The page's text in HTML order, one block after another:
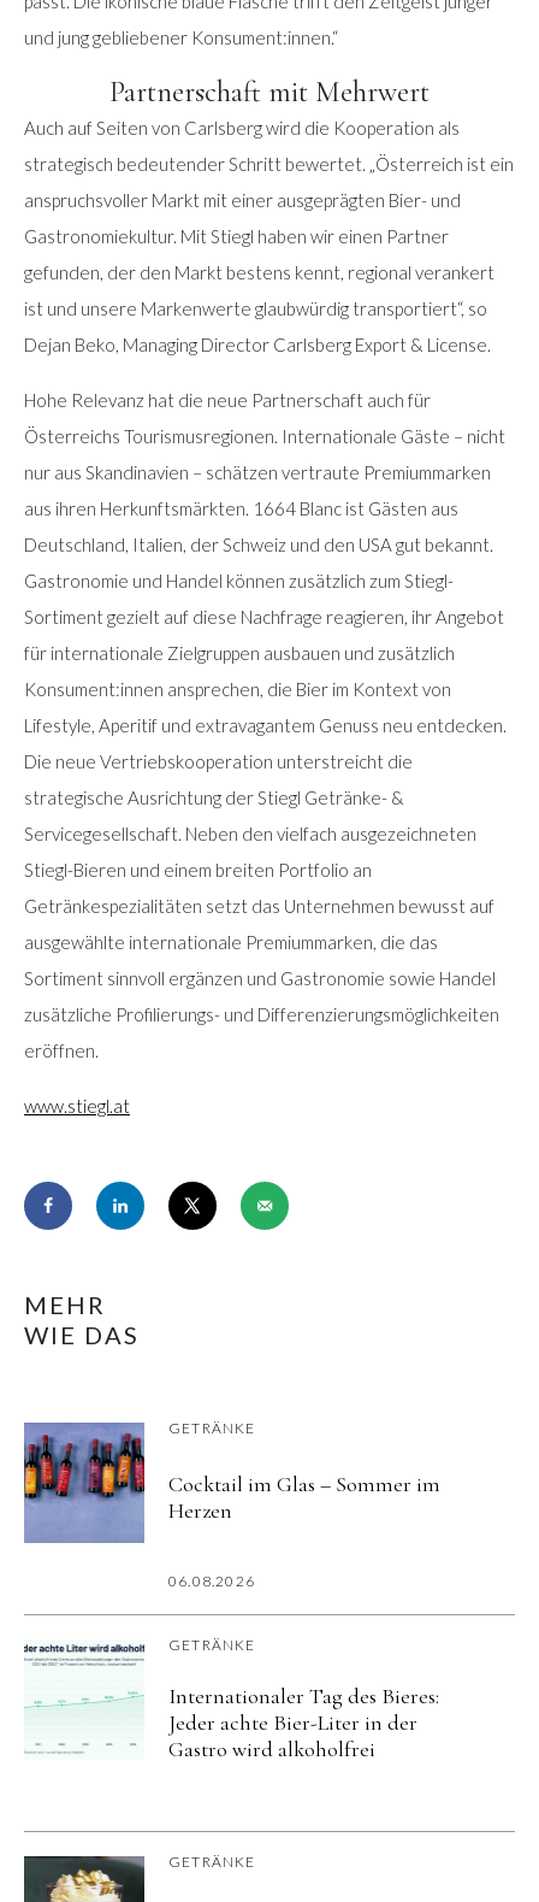
und jung gebliebener Konsument:innen.“
Partnerschaft mit Mehrwert
Auch auf Seiten von Carlsberg wird die Kooperation als
strategisch bedeutender Schritt bewertet. „Österreich ist ein
anspruchsvoller Markt mit einer ausgeprägten Bier- und
Gastronomiekultur. Mit Stiegl haben wir einen Partner
gefunden, der den Markt bestens kennt, regional verankert
ist und unsere Markenwerte glaubwürdig transportiert“, so
Dejan Beko, Managing Director Carlsberg Export & License.
Hohe Relevanz hat die neue Partnerschaft auch für
Österreichs Tourismusregionen. Internationale Gäste – nicht
nur aus Skandinavien – schätzen vertraute Premiummarken
aus ihren Herkunftsmärkten. 1664 Blanc ist Gästen aus
Deutschland, Italien, der Schweiz und den USA gut bekannt.
Gastronomie und Handel können zusätzlich zum Stiegl-
Sortiment gezielt auf diese Nachfrage reagieren, ihr Angebot
für internationale Zielgruppen ausbauen und zusätzlich
Konsument:innen ansprechen, die Bier im Kontext von
Lifestyle, Aperitif und extravagantem Genuss neu entdecken.
Die neue Vertriebskooperation unterstreicht die
strategische Ausrichtung der Stiegl Getränke- &
Servicegesellschaft. Neben den vielfach ausgezeichneten
Stiegl-Bieren und einem breiten Portfolio an
Getränkespezialitäten setzt das Unternehmen bewusst auf
ausgewählte internationale Premiummarken, die das
Sortiment sinnvoll ergänzen und Gastronomie sowie Handel
zusätzliche Profilierungs- und Differenzierungsmöglichkeiten
eröffnen.
www.stiegl.at
MEHR
WIE DAS
GETRÄNKE
Cocktail im Glas – Sommer im
Herzen
06.08.2026
GETRÄNKE
Internationaler Tag des Bieres:
Jeder achte Bier-Liter in der
Gastro wird alkoholfrei
GETRÄNKE